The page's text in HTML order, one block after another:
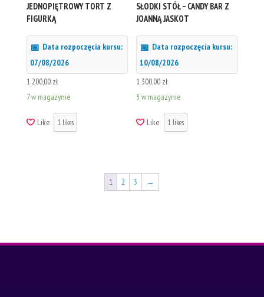
JEDNOPIĘTROWY TORT Z
FIGURKĄ
Data rozpoczęcia kursu:
07/08/2026
1 200,00 zł
7 w magazynie
Like 1 likes
SŁODKI STÓŁ – CANDY BAR Z
JOANNĄ JASKOT
Data rozpoczęcia kursu:
10/08/2026
1 300,00 zł
3 w magazynie
Like 1 likes
1 2 3 →